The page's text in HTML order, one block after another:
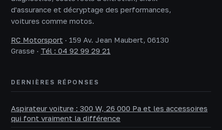
d'assurance et décryptage des performances,
voitures comme motos.
RC Motorsport · 159 Av. Jean Maubert, 06130
Grasse · Tél : 04 92 99 29 21
DERNIÈRES RÉPONSES
Aspirateur voiture : 300 W, 26 000 Pa et les accessoires
qui font vraiment la différence